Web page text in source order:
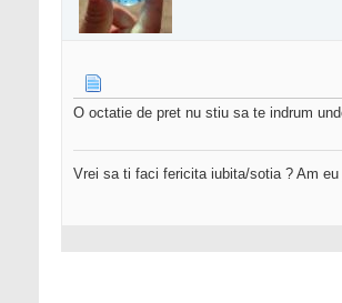
O octatie de pret nu stiu sa te indrum
Vrei sa ti faci fericita iubita/sotia ? Am eu